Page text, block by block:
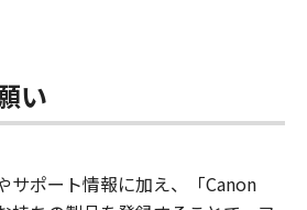
い
サポート情報に加え、「Canon